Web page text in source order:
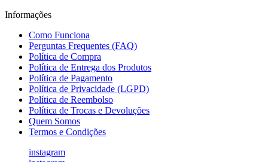
Informações
Como Funciona
Perguntas Frequentes (FAQ)
Política de Compra
Política de Entrega dos Produtos
Política de Pagamento
Política de Privacidade (LGPD)
Política de Reembolso
Política de Trocas e Devoluções
Quem Somos
Termos e Condições
instagram